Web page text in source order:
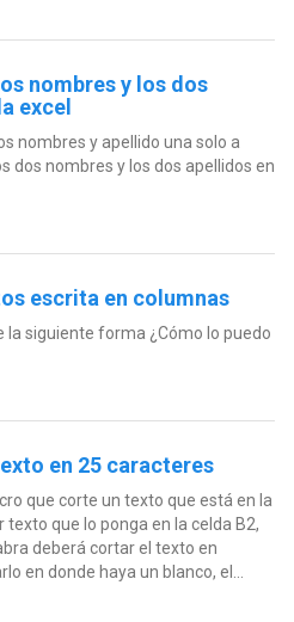
nombres y los dos
excel
nombres y apellido una solo a
dos nombres y los dos apellidos en
escrita en columnas
la siguiente forma ¿Cómo lo puedo
en 25 caracteres
que corte un texto que está en la
que lo ponga en la celda B2,
deberá cortar el texto en
en donde haya un blanco, el...